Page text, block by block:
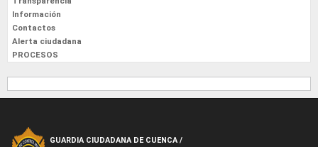
Información
Contactos
Alerta ciudadana
PROCESOS
GUARDIA CIUDADANA DE CUENCA /